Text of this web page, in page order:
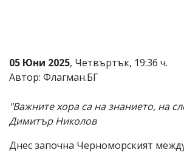
въвеждат
от
читателите
редакцията
не
носи
за
05 Юни 2025, Четвъртък, 19:36 ч.
Автор: Флагман.БГ
"Важните хора са на знанието, на
Димитър Николов
Днес започна Черноморският